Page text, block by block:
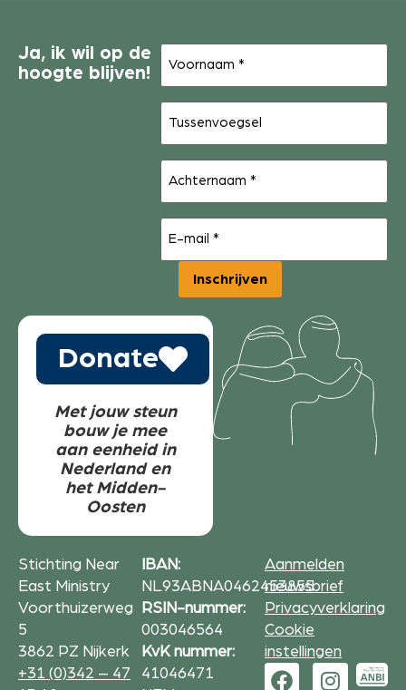
Ja, ik wil op de
hoogte blijven!
Voornaam
Tussenvoegsel
Achternaam
E-
mail(Vereist)
Inschrijven
Donate
Met jouw steun
bouw je mee
aan eenheid in
Nederland en
het Midden-
Oosten
Stichting Near
East Ministry
Voorthuizerweg
5
3862 PZ Nijkerk
+31 (0)342 – 47
IBAN:
NL93ABNA0462453855
RSIN-nummer:
003046564
KvK nummer:
41046471
Aanmelden
nieuwsbrief
Privacyverklaring
Cookie
instellingen